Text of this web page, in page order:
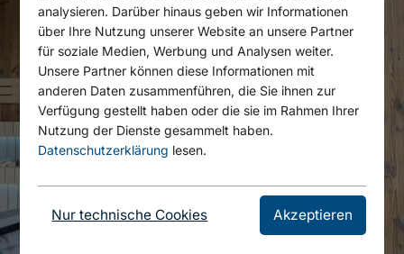
analysieren. Darüber hinaus geben wir Informationen
über Ihre Nutzung unserer Website an unsere Partner
für soziale Medien, Werbung und Analysen weiter.
Unsere Partner können diese Informationen mit
anderen Daten zusammenführen, die Sie ihnen zur
Verfügung gestellt haben oder die sie im Rahmen Ihrer
Nutzung der Dienste gesammelt haben.
Datenschutzerklärung lesen.
Nur technische Cookies Akzeptieren